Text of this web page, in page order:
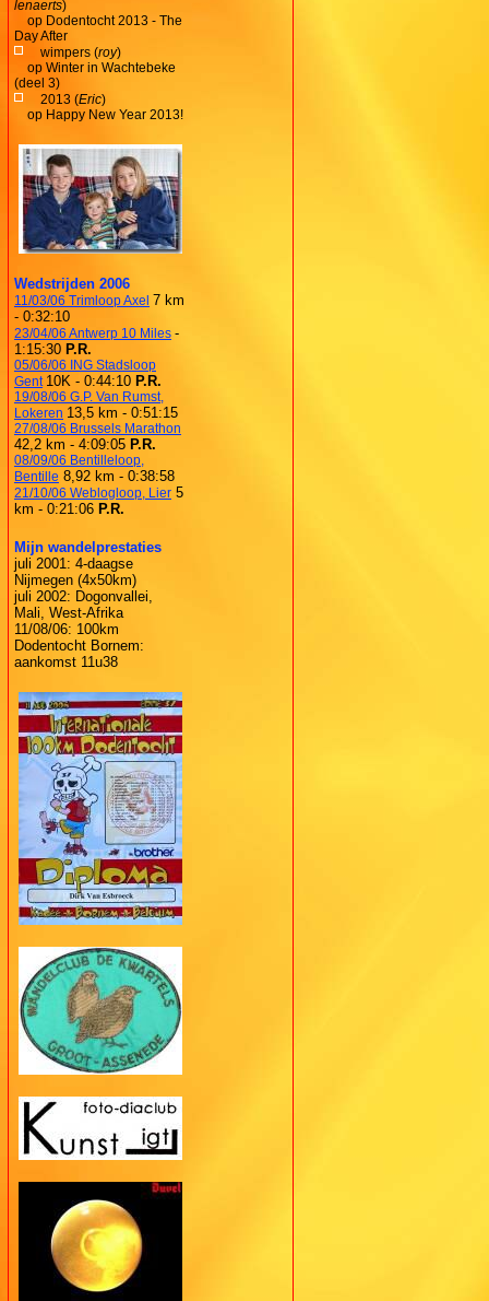
lenaerts)
op Dodentocht 2013 - The
Day After
wimpers (roy)
op Winter in Wachtebeke
(deel 3)
2013 (Eric)
op Happy New Year 2013!
Wedstrijden 2006
11/03/06 Trimloop Axel 7 km
- 0:32:10
23/04/06 Antwerp 10 Miles -
1:15:30 P.R.
05/06/06 ING Stadsloop
Gent 10K - 0:44:10 P.R.
19/08/06 G.P. Van Rumst,
Lokeren 13,5 km - 0:51:15
27/08/06 Brussels Marathon
42,2 km - 4:09:05 P.R.
08/09/06 Bentilleloop,
Bentille 8,92 km - 0:38:58
21/10/06 Weblogloop, Lier 5
km - 0:21:06 P.R.
Mijn wandelprestaties
juli 2001: 4-daagse
Nijmegen (4x50km)
juli 2002: Dogonvallei,
Mali, West-Afrika
11/08/06: 100km
Dodentocht Bornem:
aankomst 11u38